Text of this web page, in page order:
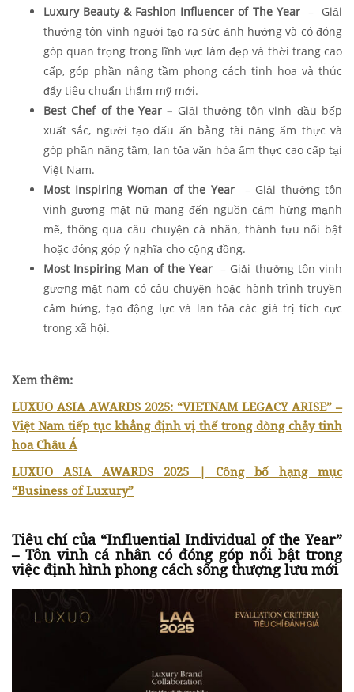
Luxury Beauty & Fashion Influencer of The Year– Giải
thưởng tôn vinh người tạo ra sức ảnh hưởng và có đóng
góp quan trọng trong lĩnh vực làm đẹp và thời trang cao
cấp, góp phần nâng tầm phong cách tinh hoa và thúc
đẩy tiêu chuẩn thẩm mỹ mới.
Best Chef of the Year – Giải thưởng tôn vinh đầu bếp
xuất sắc, người tạo dấu ấn bằng tài năng ẩm thực và
góp phần nâng tầm, lan tỏa văn hóa ẩm thực cao cấp tại
Việt Nam.
Most Inspiring Woman of the Year– Giải thưởng tôn
vinh gương mặt nữ mang đến nguồn cảm hứng mạnh
mẽ, thông qua câu chuyện cá nhân, thành tựu nổi bật
hoặc đóng góp ý nghĩa cho cộng đồng.
Most Inspiring Man of the Year– Giải thưởng tôn vinh
gương mặt nam có câu chuyện hoặc hành trình truyền
cảm hứng, tạo động lực và lan tỏa các giá trị tích cực
trong xã hội.
Xem thêm:
LUXUO ASIA AWARDS 2025: “VIETNAM LEGACY ARISE” –
Việt Nam tiếp tục khẳng định vị thế trong dòng chảy tinh
hoa Châu Á
LUXUO ASIA AWARDS 2025 | Công bố hạng mục
“Business of Luxury”
Tiêu chí của “Influential Individual of the Year”
– Tôn vinh cá nhân có đóng góp nổi bật trong
việc định hình phong cách sống thượng lưu mới